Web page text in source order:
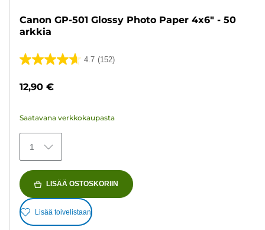
Canon GP-501 Glossy Photo Paper 4x6" - 50
arkkia
4.7 (152)
4.7/5
152
12,90 €
Saatavana verkkokaupasta
1
LISÄÄ OSTOSKORIIN
Lisää toivelistaan